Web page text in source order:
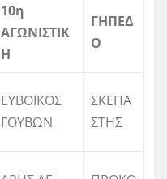
10η
ΑΓΩΝΙΣΤΙΚ
Η
ΓΗΠΕΔ
Ο
ΕΥΒΟΙΚΟΣ
ΓΟΥΒΩΝ
ΣΚΕΠΑ
ΣΤΗΣ